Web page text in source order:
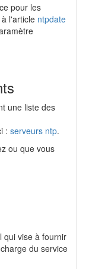
pour les
l'article ntpdate
une liste des
: serveurs ntp.
ou que vous
qui vise à fournir
du service